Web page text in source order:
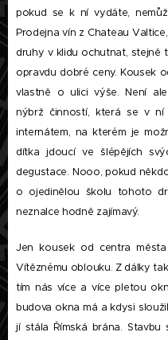
pokud se k ní vydáte,
Prodejna vín z Chateau
druhy v klidu ochutnat, stejně
opravdu dobré ceny. Kousek
vlastně o ulici výše. Není
nýbrž činností, která se v
internátem, na kterém je
dítka jdoucí ve šlépějích
degustace. Nooo, pokud
o ojedinělou školu tohoto
neznalce hodně zajímavý.
Jen kousek od centra
Vítěznému oblouku. Z dálky
tím nás více a více pletou
budova okna má a kdysi
jí stála Římská brána.